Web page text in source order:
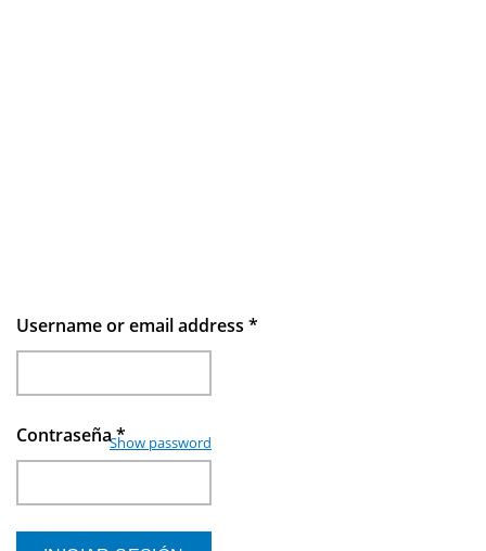
Username or email address *
Contraseña*
Show password